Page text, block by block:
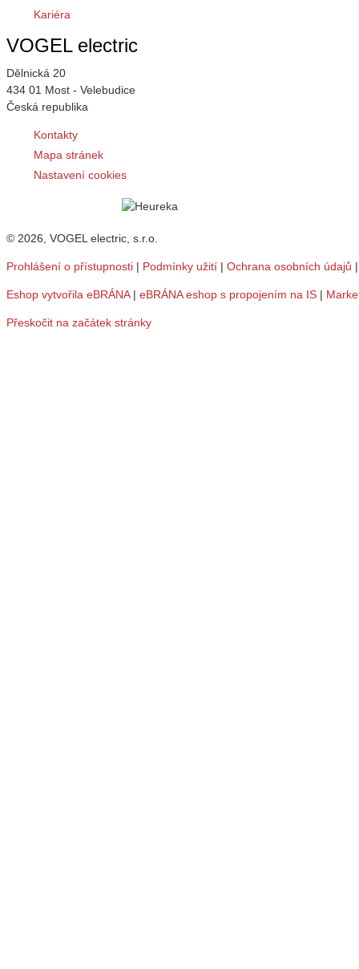
Kariéra
VOGEL electric
Dělnická 20
434 01 Most - Velebudice
Česká republika
Kontakty
Mapa stránek
Nastavení cookies
© 2026, VOGEL electric, s.r.o.
Prohlášení o přístupnosti | Podmínky užití | Ochrana osobních údajů
Eshop vytvořila eBRÁNA| eBRÁNA eshop s propojením na IS |
Přeskočit na začátek stránky